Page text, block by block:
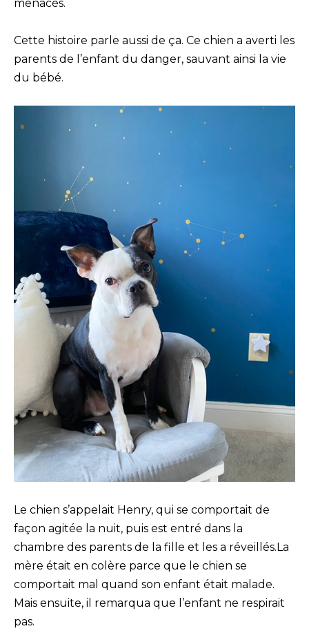
menacés.
Cette histoire parle aussi de ça. Ce chien a averti les
parents de l’enfant du danger, sauvant ainsi la vie
du bébé.
Le chien s’appelait Henry, qui se comportait de
façon agitée la nuit, puis est entré dans la
chambre des parents de la fille et les a réveillés.La
mère était en colère parce que le chien se
comportait mal quand son enfant était malade.
Mais ensuite, il remarqua que l’enfant ne respirait
pas.